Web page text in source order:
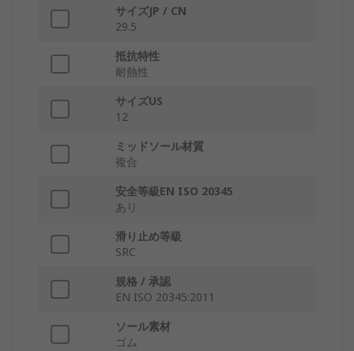
サイズJP / CN
29.5
抵抗特性
耐熱性
サイズUS
12
ミッドソール材質
複合
安全等級EN ISO 20345
あり
滑り止め等級
SRC
規格 / 承認
EN ISO 20345:2011
ソール素材
ゴム